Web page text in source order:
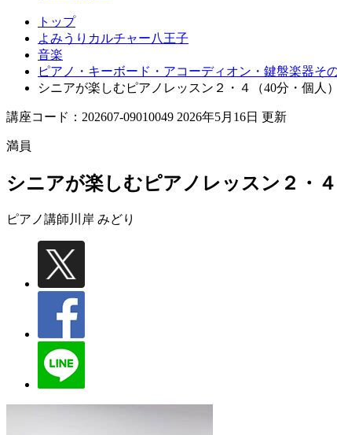
トップ
よみうりカルチャー八王子
音楽
ピアノ・キーボード・アコーディオン・鍵盤楽器そ
シニアが楽しむピアノレッスン２・４（40分・個人）
講座コード：202607-09010049 2026年5月16日 更新
満員
シニアが楽しむピアノレッスン２・４
ピアノ講師 川岸 みどり